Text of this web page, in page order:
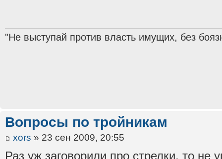
"Не выступай против власть имущих, без
Вопросы по тройникам
xors » 23 сен 2009, 20:55
Раз уж заговорили про стрелки, то не